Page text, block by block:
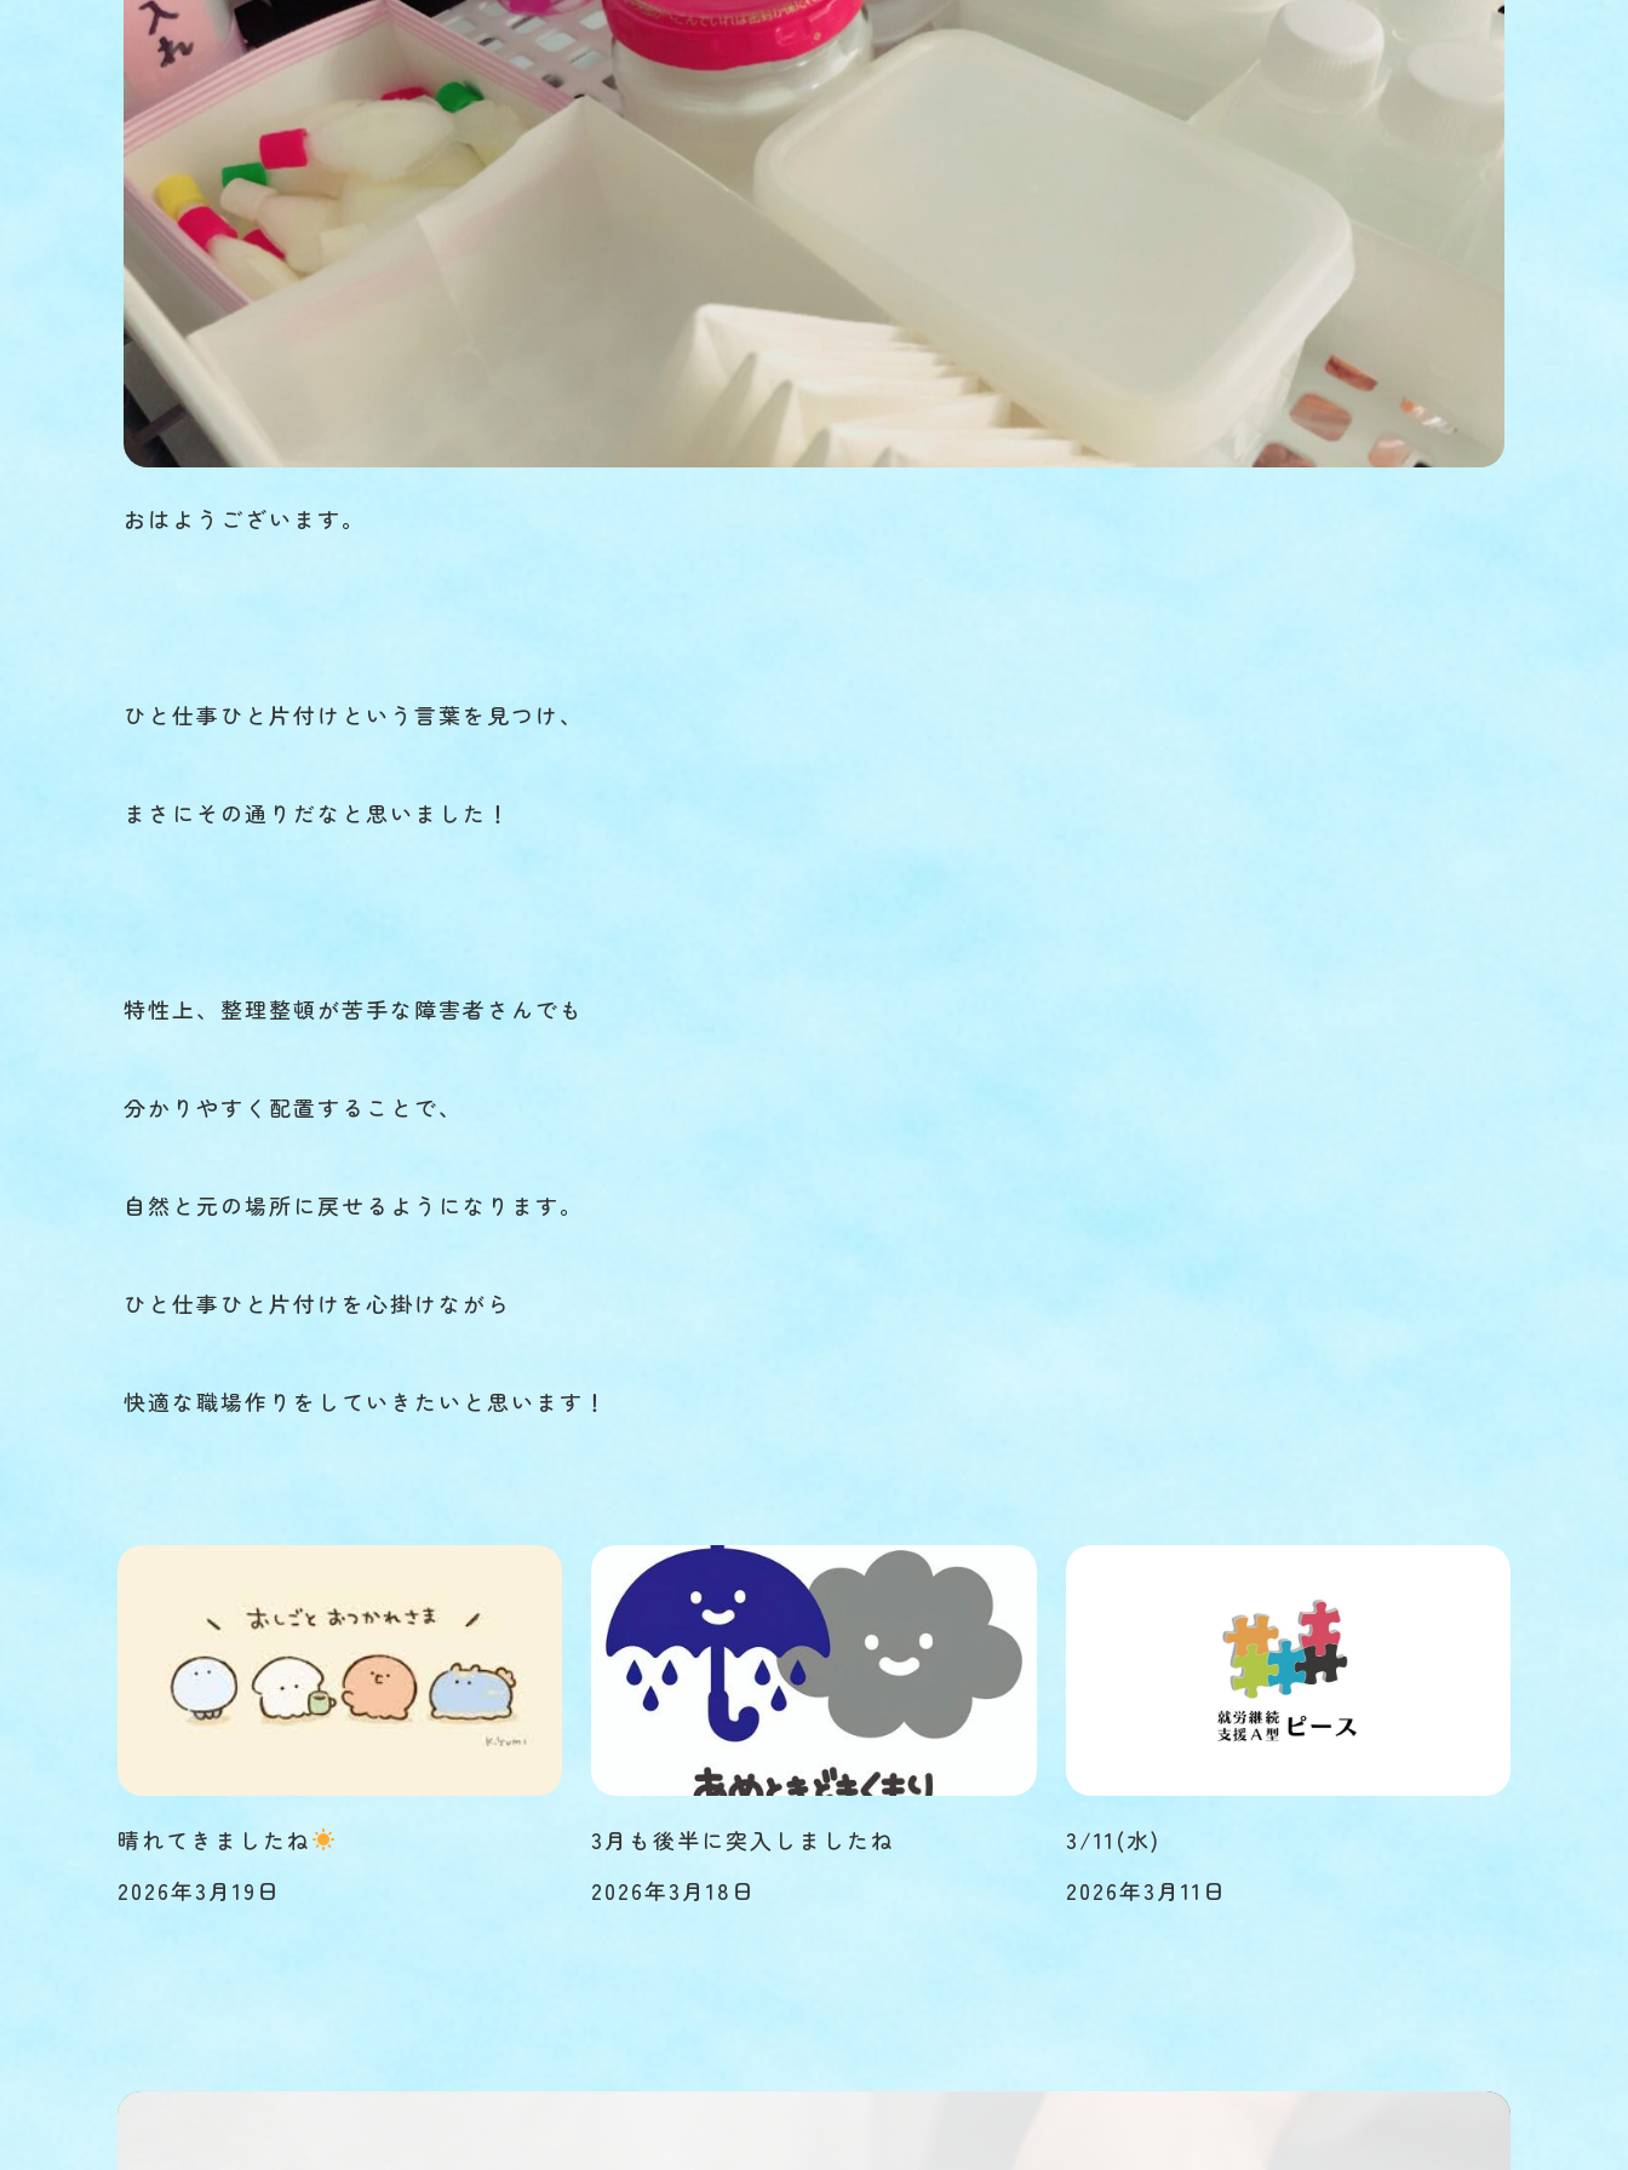
おはようございます。
ひと仕事ひと片付けという言葉を見つけ、
まさにその通りだなと思いました！
特性上、整理整頓が苦手な障害者さんでも
分かりやすく配置することで、
自然と元の場所に戻せるようになります。
ひと仕事ひと片付けを心掛けながら
快適な職場作りをしていきたいと思います！
晴れてきましたね
2026年3月19日
3月も後半に突入しましたね
2026年3月18日
3/11(水)
2026年3月11日